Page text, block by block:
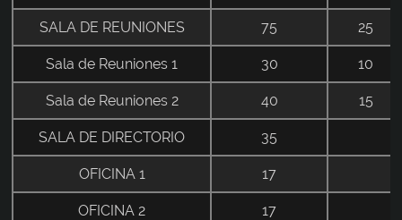
SALA DE REUNIONES 75 25
Sala de Reuniones 1 30 10
Sala de Reuniones 2 40 15
SALA DE DIRECTORIO 35
OFICINA 1 17
OFICINA 2 17